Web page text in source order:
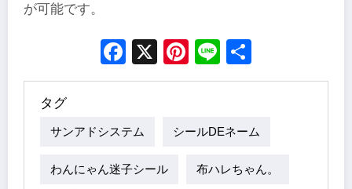
が可能です。
Facebook
X Pinterest
Line
タグ
サンアドシステム シールDEネーム
わんにゃん迷子シール 布ハレちゃん。